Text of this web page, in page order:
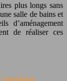
plus longs sans
salle de bains et
d’aménagement
de réaliser ces